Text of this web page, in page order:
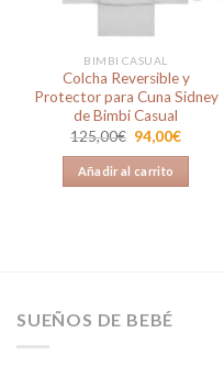
BIMBI CASUAL
Colcha Reversible y
Protector para Cuna Sidney
de Bimbi Casual
125,00€ El
precio
original
era:
125,00€.
94,00€El
94,00€.
Añadir al carrito
SUEÑOS DE BEBÉ